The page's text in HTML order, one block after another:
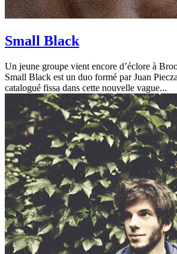
Small Black
Un jeune groupe vient encore d’éclore à
Small Black est un duo formé par Juan
catalogué fissa dans cette nouvelle vague...